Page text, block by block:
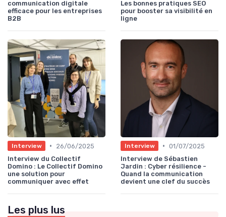
communication digitale
efficace pour les entreprises
B2B
Les bonnes pratiques SEO
pour booster sa visibilité en
ligne
Interview •
26/06/2025
Interview du Collectif
Domino : Le Collectif Domino
une solution pour
communiquer avec effet
Interview • 01/07/2025
Interview de Sébastien
Jardin : Cyber résilience -
Quand la communication
devient une clef du succès
Les plus lus